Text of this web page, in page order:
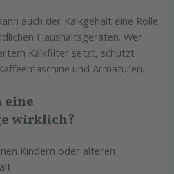
auch der Kalkgehalt eine Rolle
Haushaltsgeräten. Wer
Kalkfilter setzt, schützt
und Armaturen.
eine
wirklich?
Kindern oder älteren